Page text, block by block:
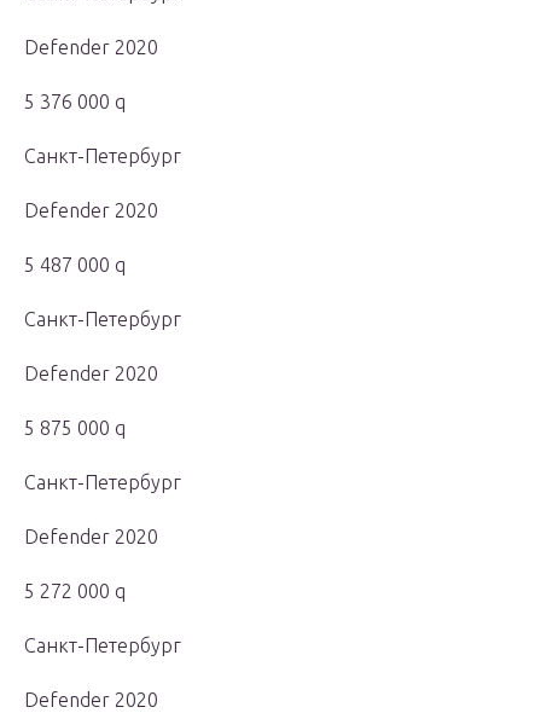
Defender 2020
5 376 000 q
Санкт-Петербург
Defender 2020
5 487 000 q
Санкт-Петербург
Defender 2020
5 875 000 q
Санкт-Петербург
Defender 2020
5 272 000 q
Санкт-Петербург
Defender 2020